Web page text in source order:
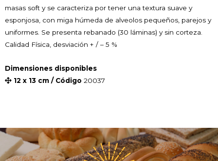
masas soft y se caracteriza por tener una textura suave y
esponjosa, con miga húmeda de alveolos pequeños, parejos y
uniformes. Se presenta rebanado (30 láminas) y sin corteza.
Calidad Física, desviación + / – 5 %
Dimensiones disponibles
12 x 13 cm / Código 20037